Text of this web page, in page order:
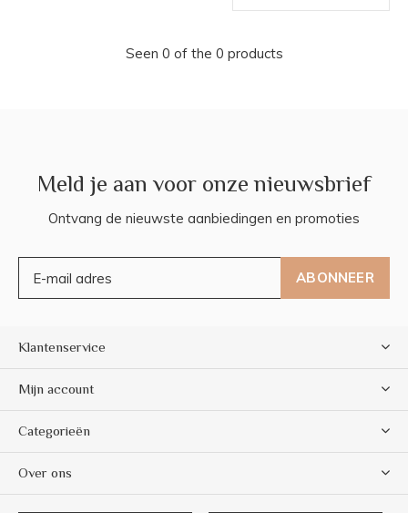
Seen 0 of the 0 products
Meld je aan voor onze nieuwsbrief
Ontvang de nieuwste aanbiedingen en promoties
ABONNEER
Klantenservice
Mijn account
Categorieën
Over ons